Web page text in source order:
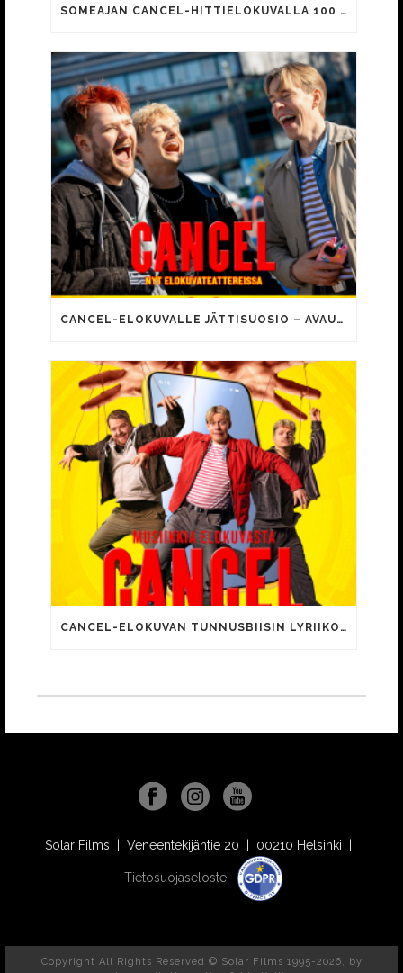
SOMEAJAN CANCEL-HITTIELOKUVALLA 100 000 KATSOJAA!
CANCEL-ELOKUVALLE JÄTTISUOSIO – AVAUSPÄIVÄNÄ JO 15 492 KATSOJAA!
CANCEL-ELOKUVAN TUNNUSBIISIN LYRIIKOISSA TUTTUJA MEEMIHOKEMIA YOUTUBE-VIDEOILTA!
Solar Films | Veneentekijäntie 20 | 00210 Helsinki |
Tietosuojaseloste
Copyright All Rights Reserved © Solar Films 1995-2026, by